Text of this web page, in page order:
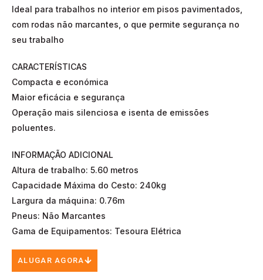
Ideal para trabalhos no interior em pisos pavimentados,
com rodas não marcantes, o que permite segurança no
seu trabalho
CARACTERÍSTICAS
Compacta e económica
Maior eficácia e segurança
Operação mais silenciosa e isenta de emissões
poluentes.
INFORMAÇÃO ADICIONAL
Altura de trabalho: 5.60 metros
Capacidade Máxima do Cesto: 240kg
Largura da máquina: 0.76m
Pneus: Não Marcantes
Gama de Equipamentos: Tesoura Elétrica
ALUGAR AGORA